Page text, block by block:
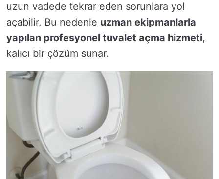
uzun vadede tekrar eden sorunlara yol
açabilir. Bu nedenle uzman ekipmanlarla
yapılan profesyonel tuvalet açma hizmeti,
kalıcı bir çözüm sunar.